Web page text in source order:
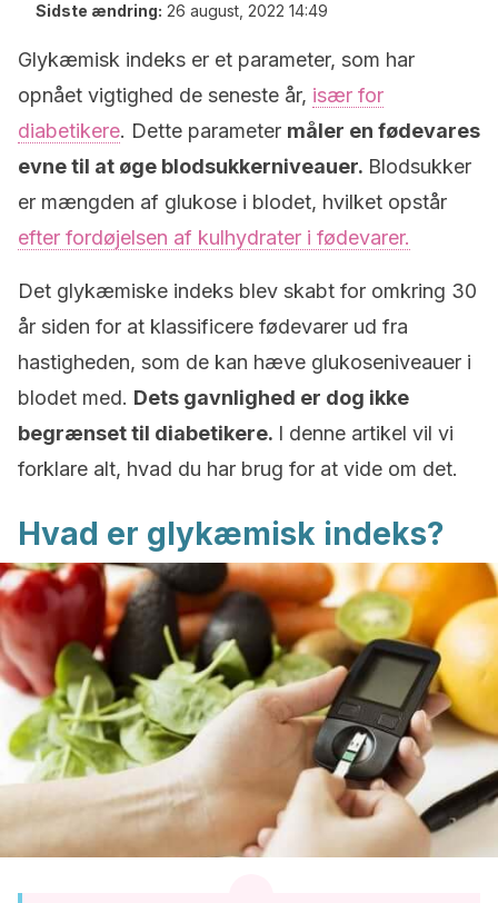
Sidste ændring: 26 august, 2022 14:49
Glykæmisk indeks er et parameter, som har
opnået vigtighed de seneste år, især for
diabetikere. Dette parameter måler en fødevares
evne til at øge blodsukkerniveauer. Blodsukker
er mængden af glukose i blodet, hvilket opstår
efter fordøjelsen af kulhydrater i fødevarer.
Det glykæmiske indeks blev skabt for omkring 30
år siden for at klassificere fødevarer ud fra
hastigheden, som de kan hæve glukoseniveauer i
blodet med. Dets gavnlighed er dog ikke
begrænset til diabetikere. I denne artikel vil vi
forklare alt, hvad du har brug for at vide om det.
Hvad er glykæmisk indeks?